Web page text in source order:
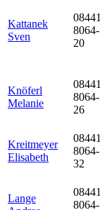
Kattanek
Sven
08441
8064-
20
Knöferl
Melanie
08441
8064-
26
Kreitmeyer
Elisabeth
08441
8064-
32
Lange
08441
8064-